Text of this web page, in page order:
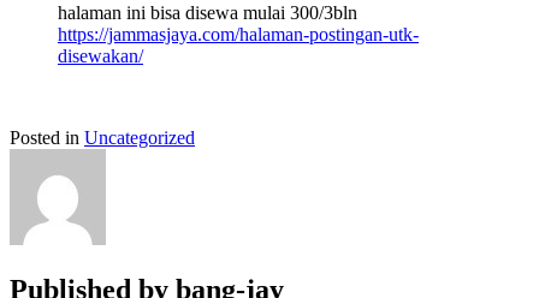
halaman ini bisa disewa mulai 300/3bln
https://jammasjaya.com/halaman-postingan-utk-
disewakan/
Posted in Uncategorized
Published by bang-jay